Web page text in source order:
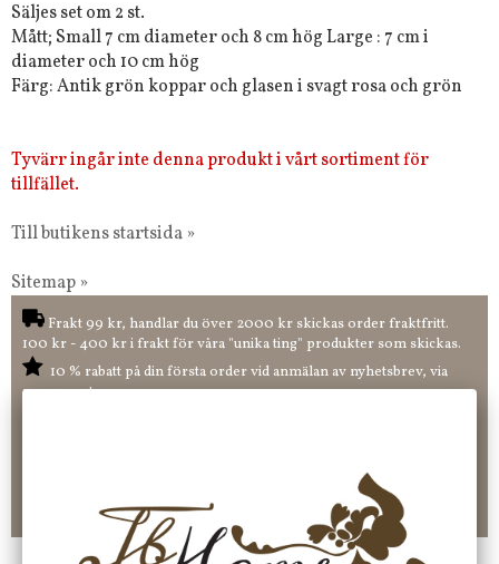
Säljes set om 2 st.
Mått; Small 7 cm diameter och 8 cm hög Large : 7 cm i
diameter och 10 cm hög
Färg: Antik grön koppar och glasen i svagt rosa och grön
Tyvärr ingår inte denna produkt i vårt sortiment för
tillfället.
Till butikens startsida »
Sitemap »
Frakt 99 kr, handlar du över 2000 kr skickas order fraktfritt.
100 kr - 400 kr i frakt för våra "unika ting" produkter som skickas.
10 % rabatt på din första order vid anmälan av nyhetsbrev, via
pop-up ruta
Nöjda kunder och strävar efter att ha snabba leveranser!
-ligt Tack för att just Du tittar in hos Jb Home!